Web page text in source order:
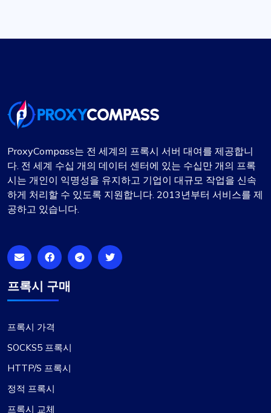
ProxyCompass는 전 세계의 프록시 서버 대여를 제공합니
다. 전 세계 수십 개의 데이터 센터에 있는 수십만 개의 프록
시는 개인이 익명성을 유지하고 기업이 대규모 작업을 신속
하게 처리할 수 있도록 지원합니다. 2013년부터 서비스를 제
공하고 있습니다.
프록시 구매
프록시 가격
SOCKS5 프록시
HTTP/S 프록시
정적 프록시
프록시 교체